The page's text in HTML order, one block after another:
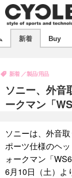
製品/用品
飲食
コラム
ボイス
デバイス
ビジネス
選手
動画
試乗会
ツアー
芸能
ライフ
新着 Buy
ソニー、外音
ークマン「
新着 製品/用品
ソニーは、外音
ポーツ仕様のヘ
ォークマン「
6月10日（土）よ